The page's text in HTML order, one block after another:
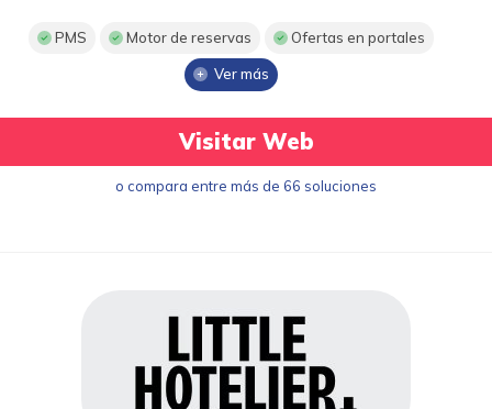
PMS Motor de reservas Ofertas en portales
Ver más
Visitar Web
o compara entre más de 66 soluciones